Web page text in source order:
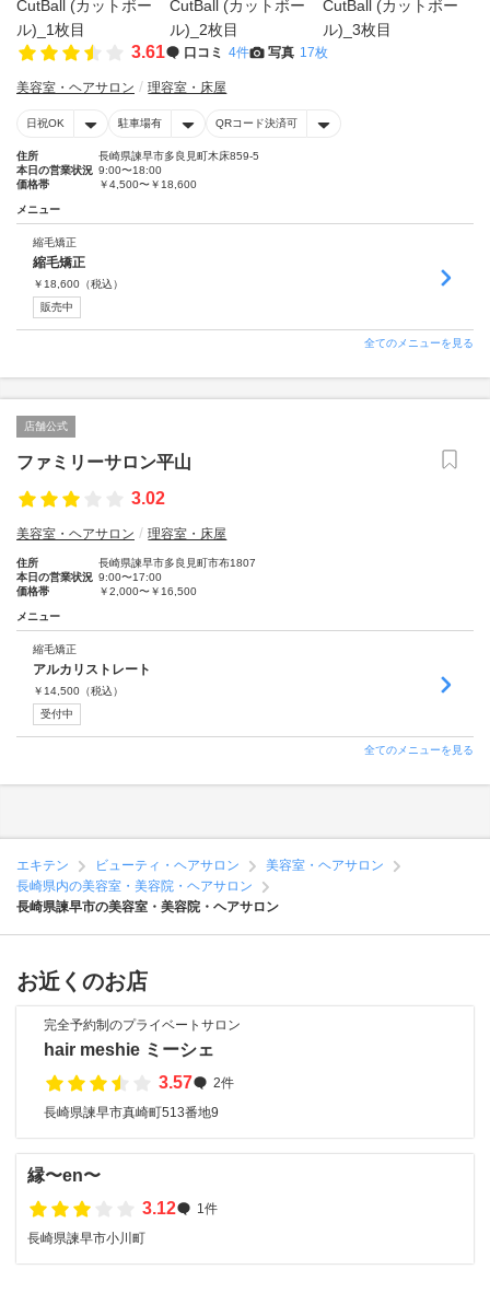
3.61 口コミ 4件 写真 17枚
美容室・ヘアサロン 理容室・床屋
日祝OK 駐車場有 QRコード決済可
住所
長崎県諫早市多良見町木床859-5
本日の営業状況 9:00〜18:00
価格帯
￥4,500〜￥18,600
メニュー
縮毛矯正
縮毛矯正
￥ 18,600 （税込）
販売中
全てのメニューを見る
店舗公式
ファミリーサロン平山
3.02
美容室・ヘアサロン 理容室・床屋
住所
長崎県諫早市多良見町市布1807
本日の営業状況 9:00〜17:00
価格帯
￥2,000〜￥16,500
メニュー
縮毛矯正
アルカリストレート
￥ 14,500 （税込）
受付中
全てのメニューを見る
エキテン ビューティ・ヘアサロン
美容室・ヘアサロン
長崎県内の美容室・美容院・ヘアサロン
長崎県諫早市の美容室・美容院・ヘアサロン
お近くのお店
完全予約制のプライベートサロン
hair meshie ミーシェ
3.57
2件
長崎県諫早市真崎町513番地9
縁〜en〜
3.12
1件
長崎県諫早市小川町